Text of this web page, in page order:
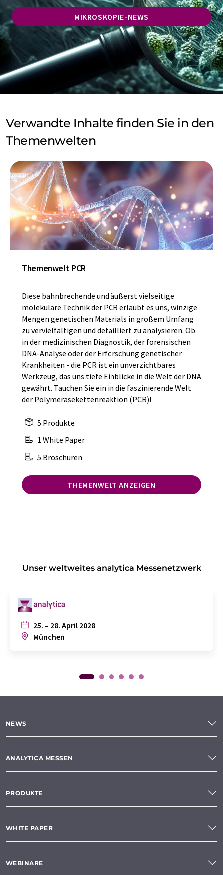
MIKROSKOPIE-NEWS
Verwandte Inhalte finden Sie in den
Themenwelten
Themenwelt PCR
Diese bahnbrechende und äußerst vielseitige
molekulare Technik der PCR erlaubt es uns, winzige
Mengen genetischen Materials in großem Umfang
zu vervielfältigen und detailliert zu analysieren. Ob
in der medizinischen Diagnostik, der forensischen
DNA-Analyse oder der Erforschung genetischer
Krankheiten - die PCR ist ein unverzichtbares
Werkzeug, das uns tiefe Einblicke in die Welt der DNA
gewährt. Tauchen Sie ein in die faszinierende Welt
der Polymerasekettenreaktion (PCR)!
5 Produkte
1 White Paper
5 Broschüren
THEMENWELT ANZEIGEN
Unser weltweites analytica Messenetzwerk
25. – 28. April 2028
München
NEWS
ANALYTICA MESSEN
PRODUKTE
WHITE PAPER
WEBINARE